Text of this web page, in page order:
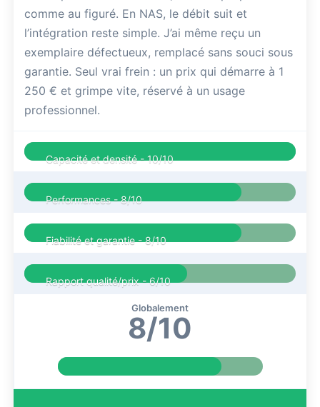
comme au figuré. En NAS, le débit suit et
l’intégration reste simple. J’ai même reçu un
exemplaire défectueux, remplacé sans souci sous
garantie. Seul vrai frein : un prix qui démarre à 1
250 € et grimpe vite, réservé à un usage
professionnel.
Capacité et densité -10/10
Performances -8/10
Fiabilité et garantie -8/10
Rapport qualité/prix -6/10
Globalement
8/10